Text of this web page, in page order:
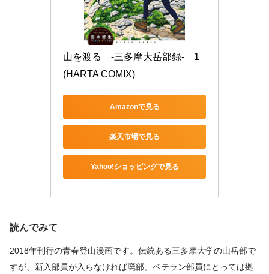
山を渡る　-三多摩大岳部録-　1
(HARTA COMIX)
Amazonで見る
楽天市場で見る
Yahoo!ショッピングで見る
読んでみて
2018年刊行の青春登山漫画です。伝統ある三多摩大学の山岳部で
すが、新入部員が入らなければ廃部。ベテラン部員にとっては拠